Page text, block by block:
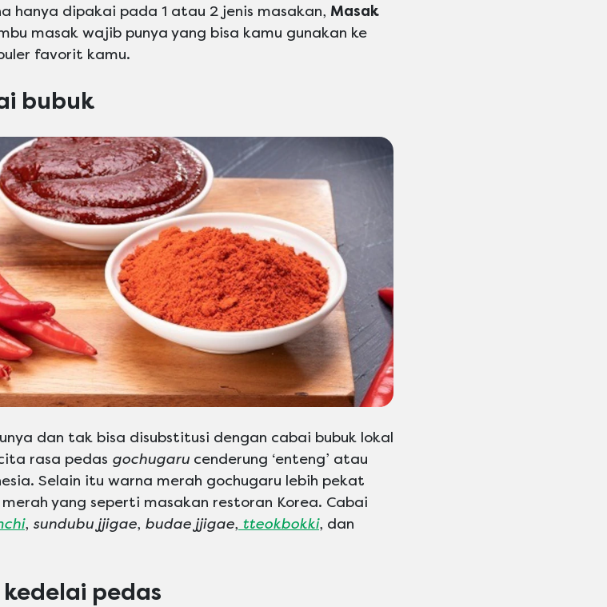
hanya dipakai pada 1 atau 2 jenis masakan, Masak
masak wajib punya yang bisa kamu gunakan ke
favorit kamu.
bubuk
dan tak bisa disubstitusi dengan cabai bubuk lokal
rasa pedas gochugaru cenderung ‘enteng’ atau
Selain itu warna merah gochugaru lebih pekat
yang seperti masakan restoran Korea. Cabai
, sundubu jjigae, budae jjigae, tteokbokki, dan
pedas